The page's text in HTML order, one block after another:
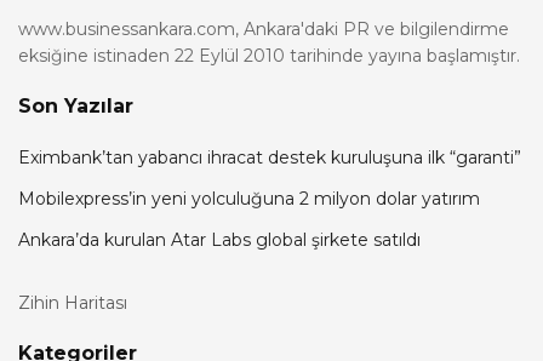
www.businessankara.com, Ankara'daki PR ve bilgilendirme
eksiğine istinaden 22 Eylül 2010 tarihinde yayına başlamıştır.
Son Yazılar
Eximbank’tan yabancı ihracat destek kuruluşuna ilk “garanti”
Mobilexpress’in yeni yolculuğuna 2 milyon dolar yatırım
Ankara’da kurulan Atar Labs global şirkete satıldı
Zihin Haritası
Kategoriler